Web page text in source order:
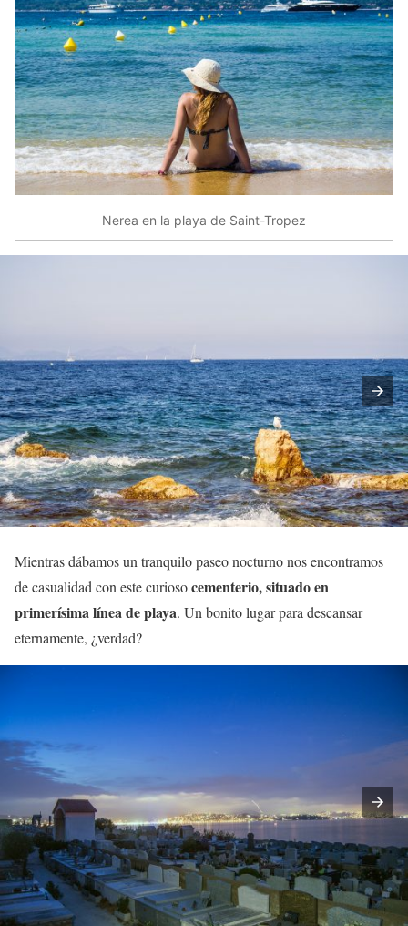
Nerea en la playa de Saint-Tropez
Mientras dábamos un tranquilo paseo nocturno nos encontramos
de casualidad con este curiosocementerio, situado en
primerísima línea de playa. Un bonito lugar para descansar
eternamente, ¿verdad?